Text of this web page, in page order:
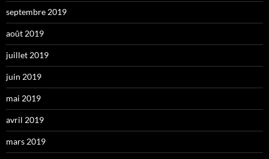
septembre 2019
août 2019
juillet 2019
juin 2019
mai 2019
avril 2019
mars 2019